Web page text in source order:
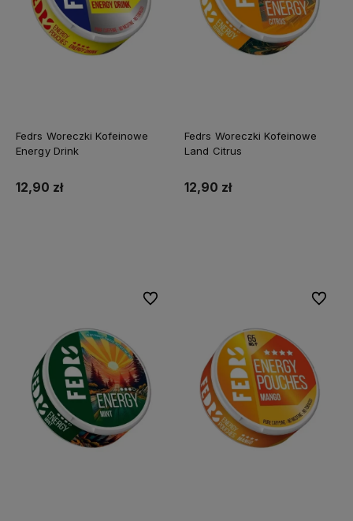
Fedrs Woreczki Kofeinowe
Energy Drink
12,90 zł
Fedrs Woreczki Kofeinowe
Land Citrus
12,90 zł
Do ulubionych Do